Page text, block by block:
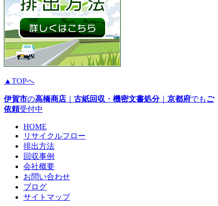
▲TOPへ
伊賀市の高橋商店 古紙回収 ・ 機密文書処分｜ 京都府でもご
依頼受付中
HOME
リサイクルフロー
排出方法
回収事例
会社概要
お問い合わせ
ブログ
サイトマップ